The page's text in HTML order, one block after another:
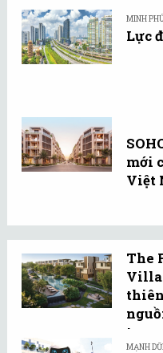
MINH
Lực
mới
Việt
The
Villa
tự ...
MẠNH